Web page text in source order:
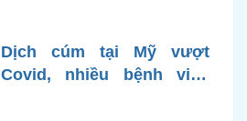
Dịch cúm tại Mỹ vượt
Covid, nhiều bệnh viện